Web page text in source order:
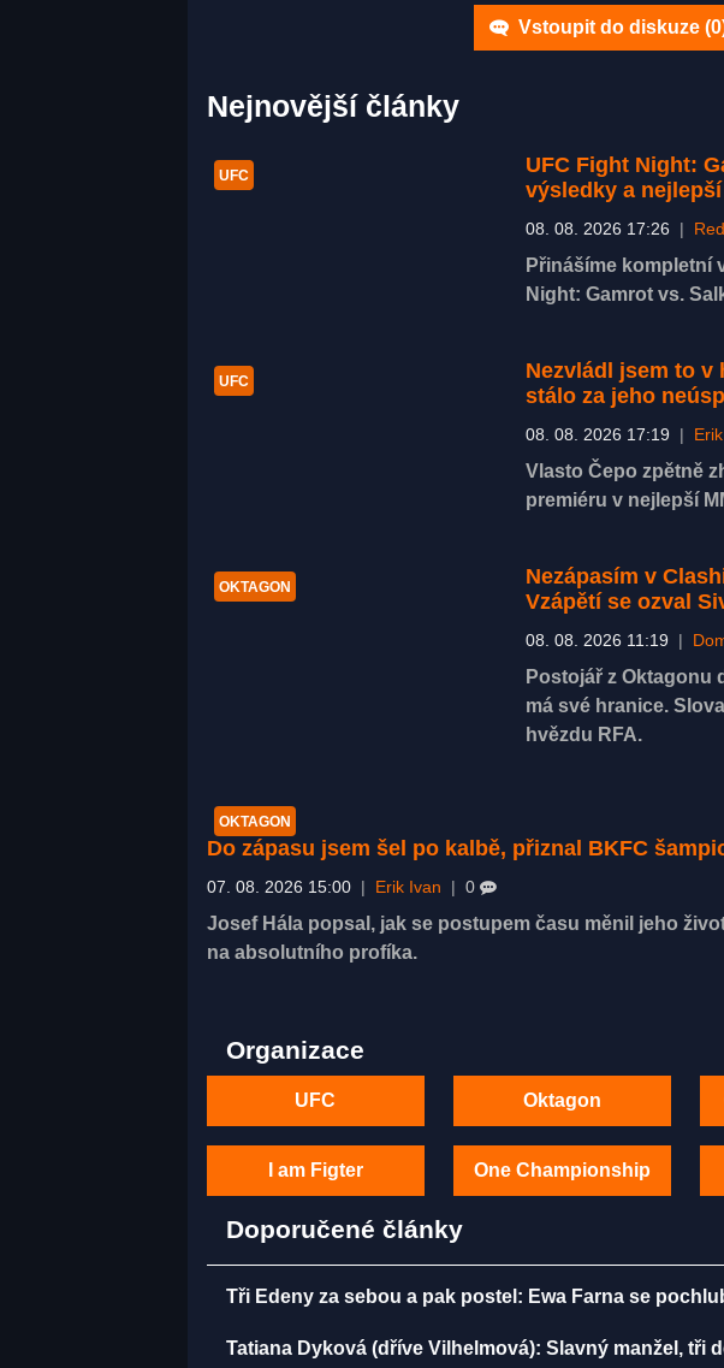
Vstoupit do diskuze (0
Nejnovější články
UFC
UFC Fight Night:
výsledky a
08. 08. 2026 17:26
Přinášíme kompletní
Night: Gamrot vs.
UFC
Nezvládl jsem to v
stálo za jeho
08. 08. 2026 17:19
Vlasto Čepo zpětně
premiéru v nejlepší
OKTAGON
Nezápasím v
Vzápětí se ozval
08. 08. 2026 11:19
Postojář z Oktagonu
má své hranice.
hvězdu RFA.
OKTAGON
Do zápasu jsem šel po kalbě, přiznal BKFC
07. 08. 2026 15:00 Erik Ivan 0
Josef Hála popsal, jak se postupem času měnil jeho
na absolutního profíka.
Organizace
UFC Oktagon
I am Figter One Championship
Doporučené články
Tři Edeny za sebou a pak postel: Ewa Farna se
Tatiana Dyková (dříve Vilhelmová): Slavný manžel, tři